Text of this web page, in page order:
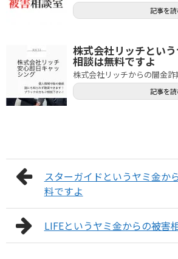
記事を読
株式会社リッチとい
相談は無料ですよ
株式会社リッチからの闇金詐
記事を読
スターガイドというヤミ金か
料ですよ
LIFEというヤミ金からの被害